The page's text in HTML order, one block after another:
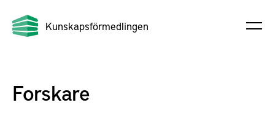
Kunskapsförmedlingen
Forskare